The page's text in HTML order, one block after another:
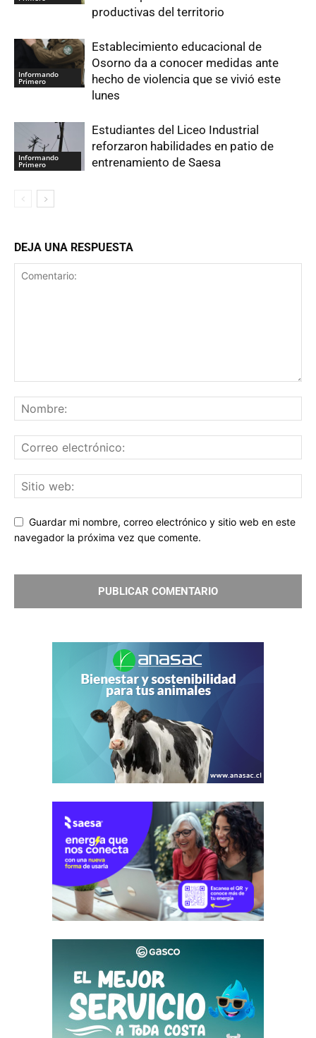
productivas del territorio
Informando
Primero
Establecimiento educacional de
Osorno da a conocer medidas ante
hecho de violencia que se vivió este
lunes
Informando
Primero
Estudiantes del Liceo Industrial
reforzaron habilidades en patio de
entrenamiento de Saesa
DEJA UNA RESPUESTA
Guardar mi nombre, correo electrónico y sitio web en este
navegador la próxima vez que comente.